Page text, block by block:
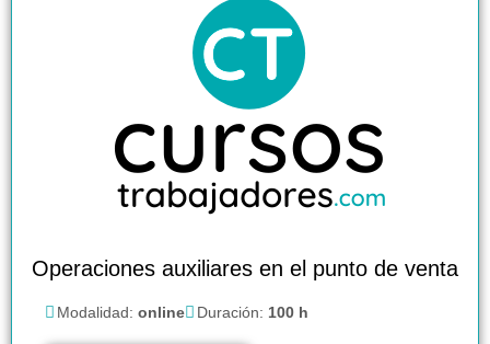
Operaciones auxiliares en el punto de venta
Modalidad: online Duración: 100 h